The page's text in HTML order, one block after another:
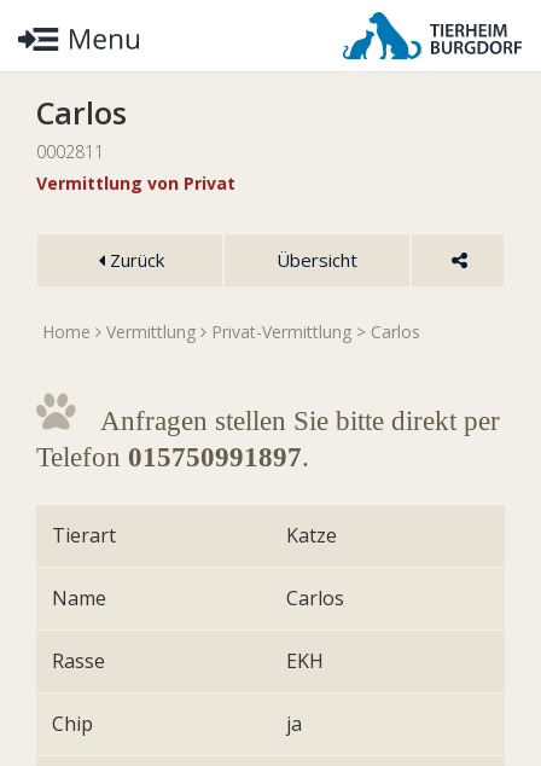
Carlos
0002811
Vermittlung von Privat
Zurück Übersicht
Home Vermittlung Privat-Vermittlung > Carlos
Anfragen stellen Sie bitte direkt per
Telefon 015750991897.
Tierart Katze
Name Carlos
Rasse EKH
Chip ja